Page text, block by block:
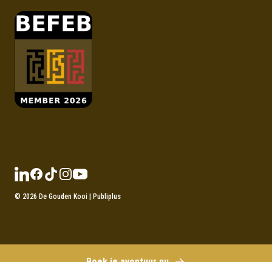
© 2026 De Gouden Kooi | Publiplus
LinkedIn
Facebook
TikTokInstagram
Youtube